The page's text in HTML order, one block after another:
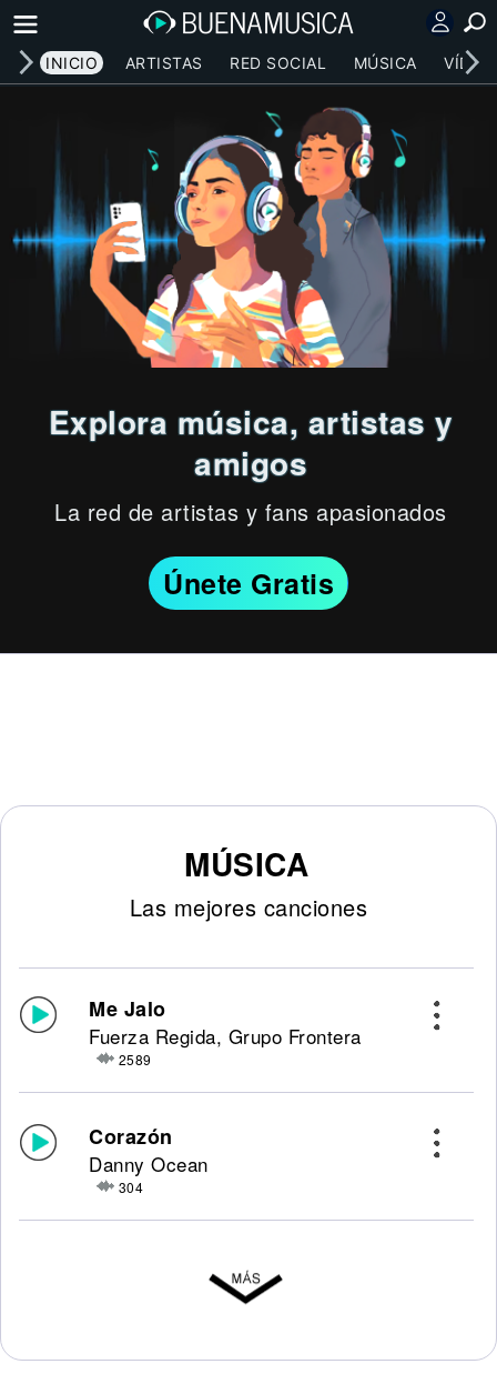
INICIO ARTISTAS RED SOCIAL MÚSICA
Explora música, artistas y
amigos
La red de artistas y fans apasionados
Únete Gratis
MÚSICA
Las mejores canciones
Me Jalo
Fuerza Regida, Grupo Frontera
2589
Corazón
Danny Ocean
304